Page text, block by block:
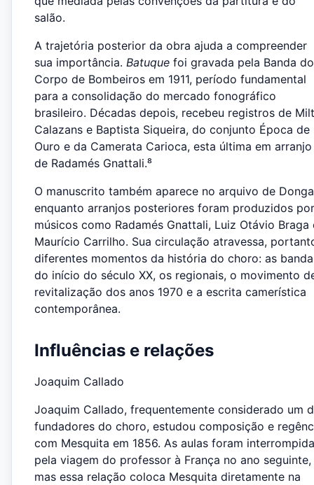
salão.
A trajetória posterior da obra ajuda a compreender
sua importância. Batuque foi gravada pela Banda do
Corpo de Bombeiros em 1911, período fundamental
para a consolidação do mercado fonográfico
brasileiro. Décadas depois, recebeu registros de
Calazans e Baptista Siqueira, do conjunto Época de
Ouro e da Camerata Carioca, esta última em arranjo
de Radamés Gnattali.⁸
O manuscrito também aparece no arquivo de
enquanto arranjos posteriores foram produzidos por
músicos como Radamés Gnattali, Luiz Otávio Braga
Maurício Carrilho. Sua circulação atravessa,
diferentes momentos da história do choro: as
do início do século XX, os regionais, o movimento
revitalização dos anos 1970 e a escrita camerística
contemporânea.
Influências e relações
Joaquim Callado
Joaquim Callado, frequentemente considerado um
fundadores do choro, estudou composição e
com Mesquita em 1856. As aulas foram
pela viagem do professor à França no ano seguinte,
mas essa relação coloca Mesquita diretamente na